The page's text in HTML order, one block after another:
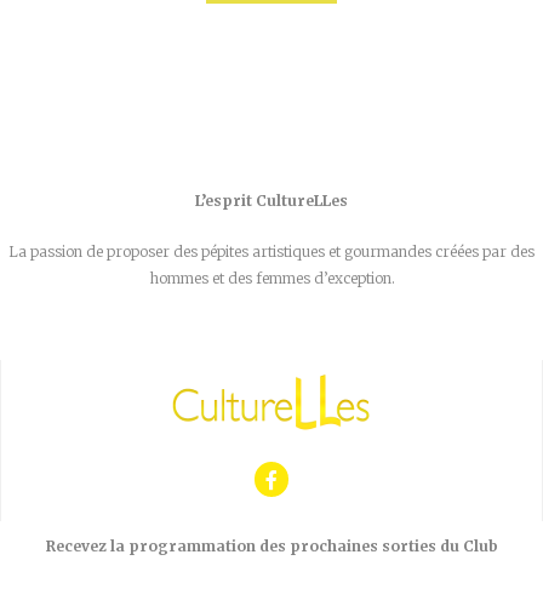
L’esprit CultureLLes
La passion de proposer des pépites artistiques et gourmandes créées par des
hommes et des femmes d’exception.
Recevez la programmation des prochaines sorties du Club